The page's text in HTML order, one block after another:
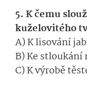
5. K čemu
kuželovitého
A) K lisování
B) Ke stloukání
C) K výrobě